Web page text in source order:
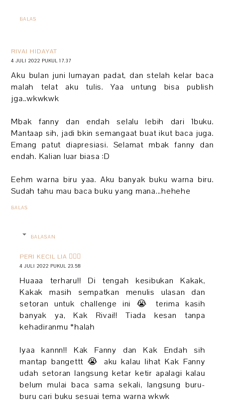
BALAS
RIVAI HIDAYAT
4 JULI 2022 PUKUL 17.37
Aku bulan juni lumayan padat, dan stelah kelar baca
malah telat aku tulis. Yaa untung bisa publish
jga..wkwkwk
Mbak fanny dan endah selalu lebih dari 1buku.
Mantaap sih, jadi bkin semangaat buat ikut baca juga.
Emang patut diapresiasi. Selamat mbak fanny dan
endah. Kalian luar biasa :D
Eehm warna biru yaa. Aku banyak buku warna biru.
Sudah tahu mau baca buku yang mana...hehehe
BALAS
BALASAN
PERI KECIL LIA 🧚🏻‍♀️
4 JULI 2022 PUKUL 23.58
Huaaa terharu!! Di tengah kesibukan Kakak,
Kakak masih sempatkan menulis ulasan dan
setoran untuk challenge ini 😭 terima kasih
banyak ya, Kak Rivai!! Tiada kesan tanpa
kehadiranmu *halah
Iyaa kannn!! Kak Fanny dan Kak Endah sih
mantap bangettt 😭 aku kalau lihat Kak Fanny
udah setoran langsung ketar ketir apalagi kalau
belum mulai baca sama sekali, langsung buru-
buru cari buku sesuai tema warna wkwk